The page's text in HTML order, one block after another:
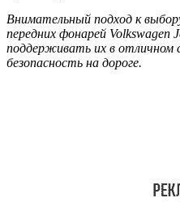
Внимательный подход к
передних фонарей Volkswagen
поддерживать их в отличном
безопасность на дороге.